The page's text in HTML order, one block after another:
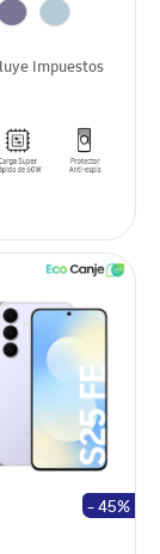
Impuestos
- 45%